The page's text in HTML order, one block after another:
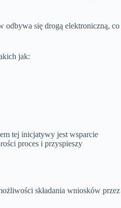
odbywa się drogą elektroniczną, co
jak:
tej inicjatywy jest wsparcie
proces i przyspieszy
składania wniosków przez